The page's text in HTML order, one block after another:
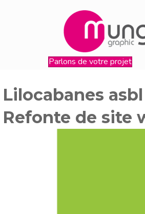
Parlons de votre projet
Lilocabanes asbl
Refonte de site